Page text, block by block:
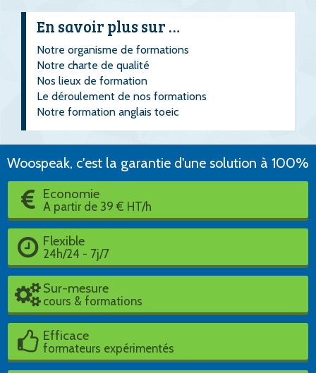
En savoir plus sur …
Notre organisme de formations
Notre charte de qualité
Nos lieux de formation
Le déroulement de nos formations
Notre formation anglais toeic
Woospeak, c'est la garantie d'une solution à 100%
Economie
A partir de 39 € HT/h
Flexible
24h/24 - 7j/7
Sur-mesure
cours & formations
Efficace
formateurs expérimentés